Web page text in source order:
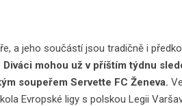
a jeho součástí jsou tradičně i
Diváci mohou už v příštím týdnu
soupeřem Servette FC Ženeva.
Evropské ligy s polskou Legii